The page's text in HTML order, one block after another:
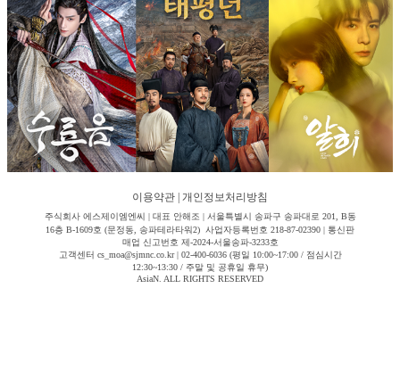
이용약관 개인정보처리방침
주식회사 에스제이엠엔씨 | 대표 안해조 | 서울특별시 송파구 송파대로 201, B동
16층 B-1609호 (문정동, 송파테라타워2) 사업자등록번호 218-87-02390 | 통신판
매업 신고번호 제-2024-서울송파-3233호
고객센터 cs_moa@sjmnc.co.kr | 02-400-6036 (평일 10:00~17:00 / 점심시간
12:30~13:30 / 주말 및 공휴일 휴무)
AsiaN. ALL RIGHTS RESERVED